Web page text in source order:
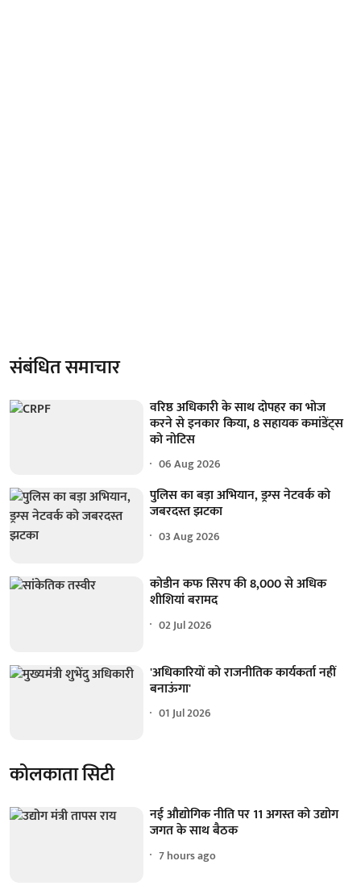
संबंधित समाचार
वरिष्ठ अधिकारी के साथ दोपहर का भोज
करने से इनकार किया, 8 सहायक कमांडेंट्स
को नोटिस
06 Aug 2026
पुलिस का बड़ा अभियान, ड्रग्स नेटवर्क को
जबरदस्त झटका
03 Aug 2026
कोडीन कफ सिरप की 8,000 से अधिक
शीशियां बरामद
02 Jul 2026
'अधिकारियों को राजनीतिक कार्यकर्ता नहीं
बनाऊंगा'
01 Jul 2026
कोलकाता सिटी
नई औद्योगिक नीति पर 11 अगस्त को उद्योग
जगत के साथ बैठक
7 hours ago